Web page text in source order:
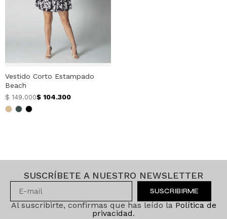
Vestido Corto Estampado
Beach
$ 149.000$ 104.300
SUSCRÍBETE A NUESTRO NEWSLETTER
SUSCRIBIRME
Al suscribirte, confirmas que has leído la Política de
privacidad.